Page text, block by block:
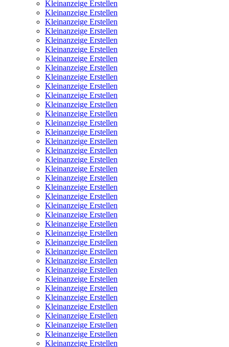
Kleinanzeige Erstellen
Kleinanzeige Erstellen
Kleinanzeige Erstellen
Kleinanzeige Erstellen
Kleinanzeige Erstellen
Kleinanzeige Erstellen
Kleinanzeige Erstellen
Kleinanzeige Erstellen
Kleinanzeige Erstellen
Kleinanzeige Erstellen
Kleinanzeige Erstellen
Kleinanzeige Erstellen
Kleinanzeige Erstellen
Kleinanzeige Erstellen
Kleinanzeige Erstellen
Kleinanzeige Erstellen
Kleinanzeige Erstellen
Kleinanzeige Erstellen
Kleinanzeige Erstellen
Kleinanzeige Erstellen
Kleinanzeige Erstellen
Kleinanzeige Erstellen
Kleinanzeige Erstellen
Kleinanzeige Erstellen
Kleinanzeige Erstellen
Kleinanzeige Erstellen
Kleinanzeige Erstellen
Kleinanzeige Erstellen
Kleinanzeige Erstellen
Kleinanzeige Erstellen
Kleinanzeige Erstellen
Kleinanzeige Erstellen
Kleinanzeige Erstellen
Kleinanzeige Erstellen
Kleinanzeige Erstellen
Kleinanzeige Erstellen
Kleinanzeige Erstellen
Kleinanzeige Erstellen